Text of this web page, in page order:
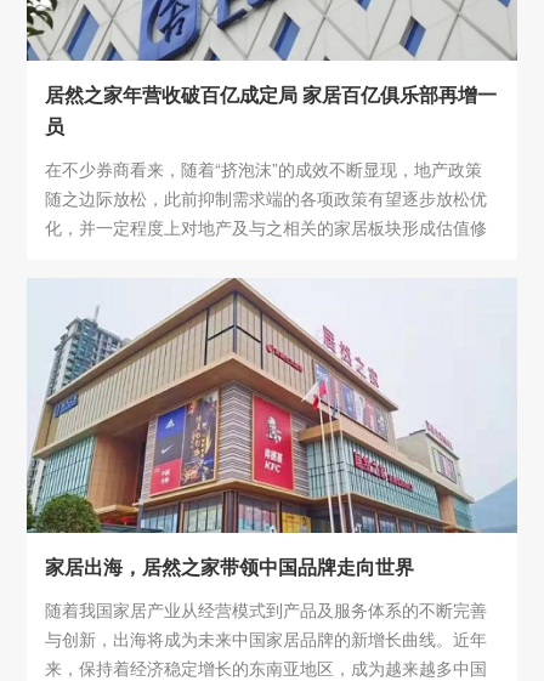
居然之家年营收破百亿成定局 家居百亿俱乐部再增一
员
在不少券商看来，随着“挤泡沫”的成效不断显现，地产政策
随之边际放松，此前抑制需求端的各项政策有望逐步放松优
化，并一定程度上对地产及与之相关的家居板块形成估值修
券、东吴证券、天风证券等机构纷纷提示关注家居行业的预
期改善。
家居出海，居然之家带领中国品牌走向世界
随着我国家居产业从经营模式到产品及服务体系的不断完善
与创新，出海将成为未来中国家居品牌的新增长曲线。近年
来，保持着经济稳定增长的东南亚地区，成为越来越多中国